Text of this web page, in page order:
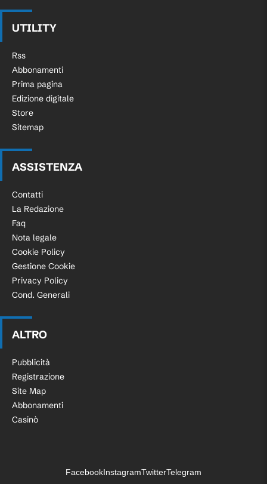
UTILITY
Rss
Abbonamenti
Prima pagina
Edizione digitale
Store
Sitemap
ASSISTENZA
Contatti
La Redazione
Faq
Nota legale
Cookie Policy
Gestione Cookie
Privacy Policy
Cond. Generali
ALTRO
Pubblicità
Registrazione
Site Map
Abbonamenti
Casinò
FacebookInstagramTwitterTelegram